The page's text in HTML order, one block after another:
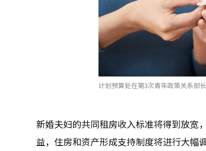
计划预算处在第3次青年政策关系部
新婚夫妇的共同租房收入标准将得到放宽
益，住房和资产形成支持制度将进行大幅调